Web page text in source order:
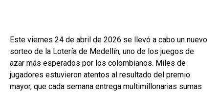
Este viernes 24 de abril de 2026 se llevó a cabo un nuevo
sorteo de la Lotería de Medellín, uno de los juegos de
azar más esperados por los colombianos. Miles de
jugadores estuvieron atentos al resultado del premio
mayor, que cada semana entrega multimillonarias sumas